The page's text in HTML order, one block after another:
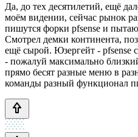
Да, до тех десятилетий, ещё
моём видении, сейчас рынок
пишутся форки pfsense и
Смотрел демки континента,
ещё сырой. Юзергейт - pfsense
- пожалуй максимально
прямо бесят разные меню в
команды разный функционал